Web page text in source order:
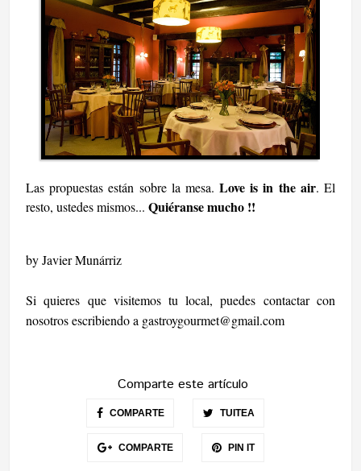
Las propuestas están sobre la mesa.Love is in the air. El
resto, ustedes mismos...Quiéranse mucho !!
by Javier Munárriz
Si quieres que visitemos tu local, puedes contactar con
nosotros escribiendo a gastroygourmet@gmail.com
Comparte este artículo
COMPARTE TUITEA
COMPARTE PIN IT